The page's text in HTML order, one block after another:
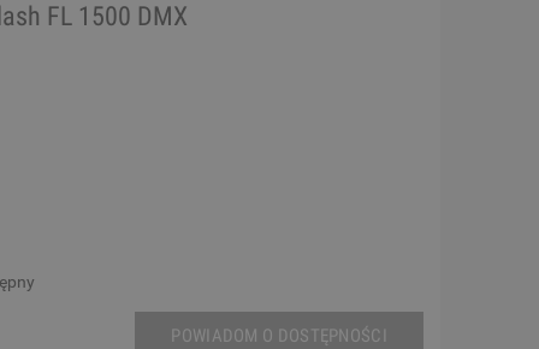
FL 1500 DMX
POWIADOM O DOSTĘPNOŚCI